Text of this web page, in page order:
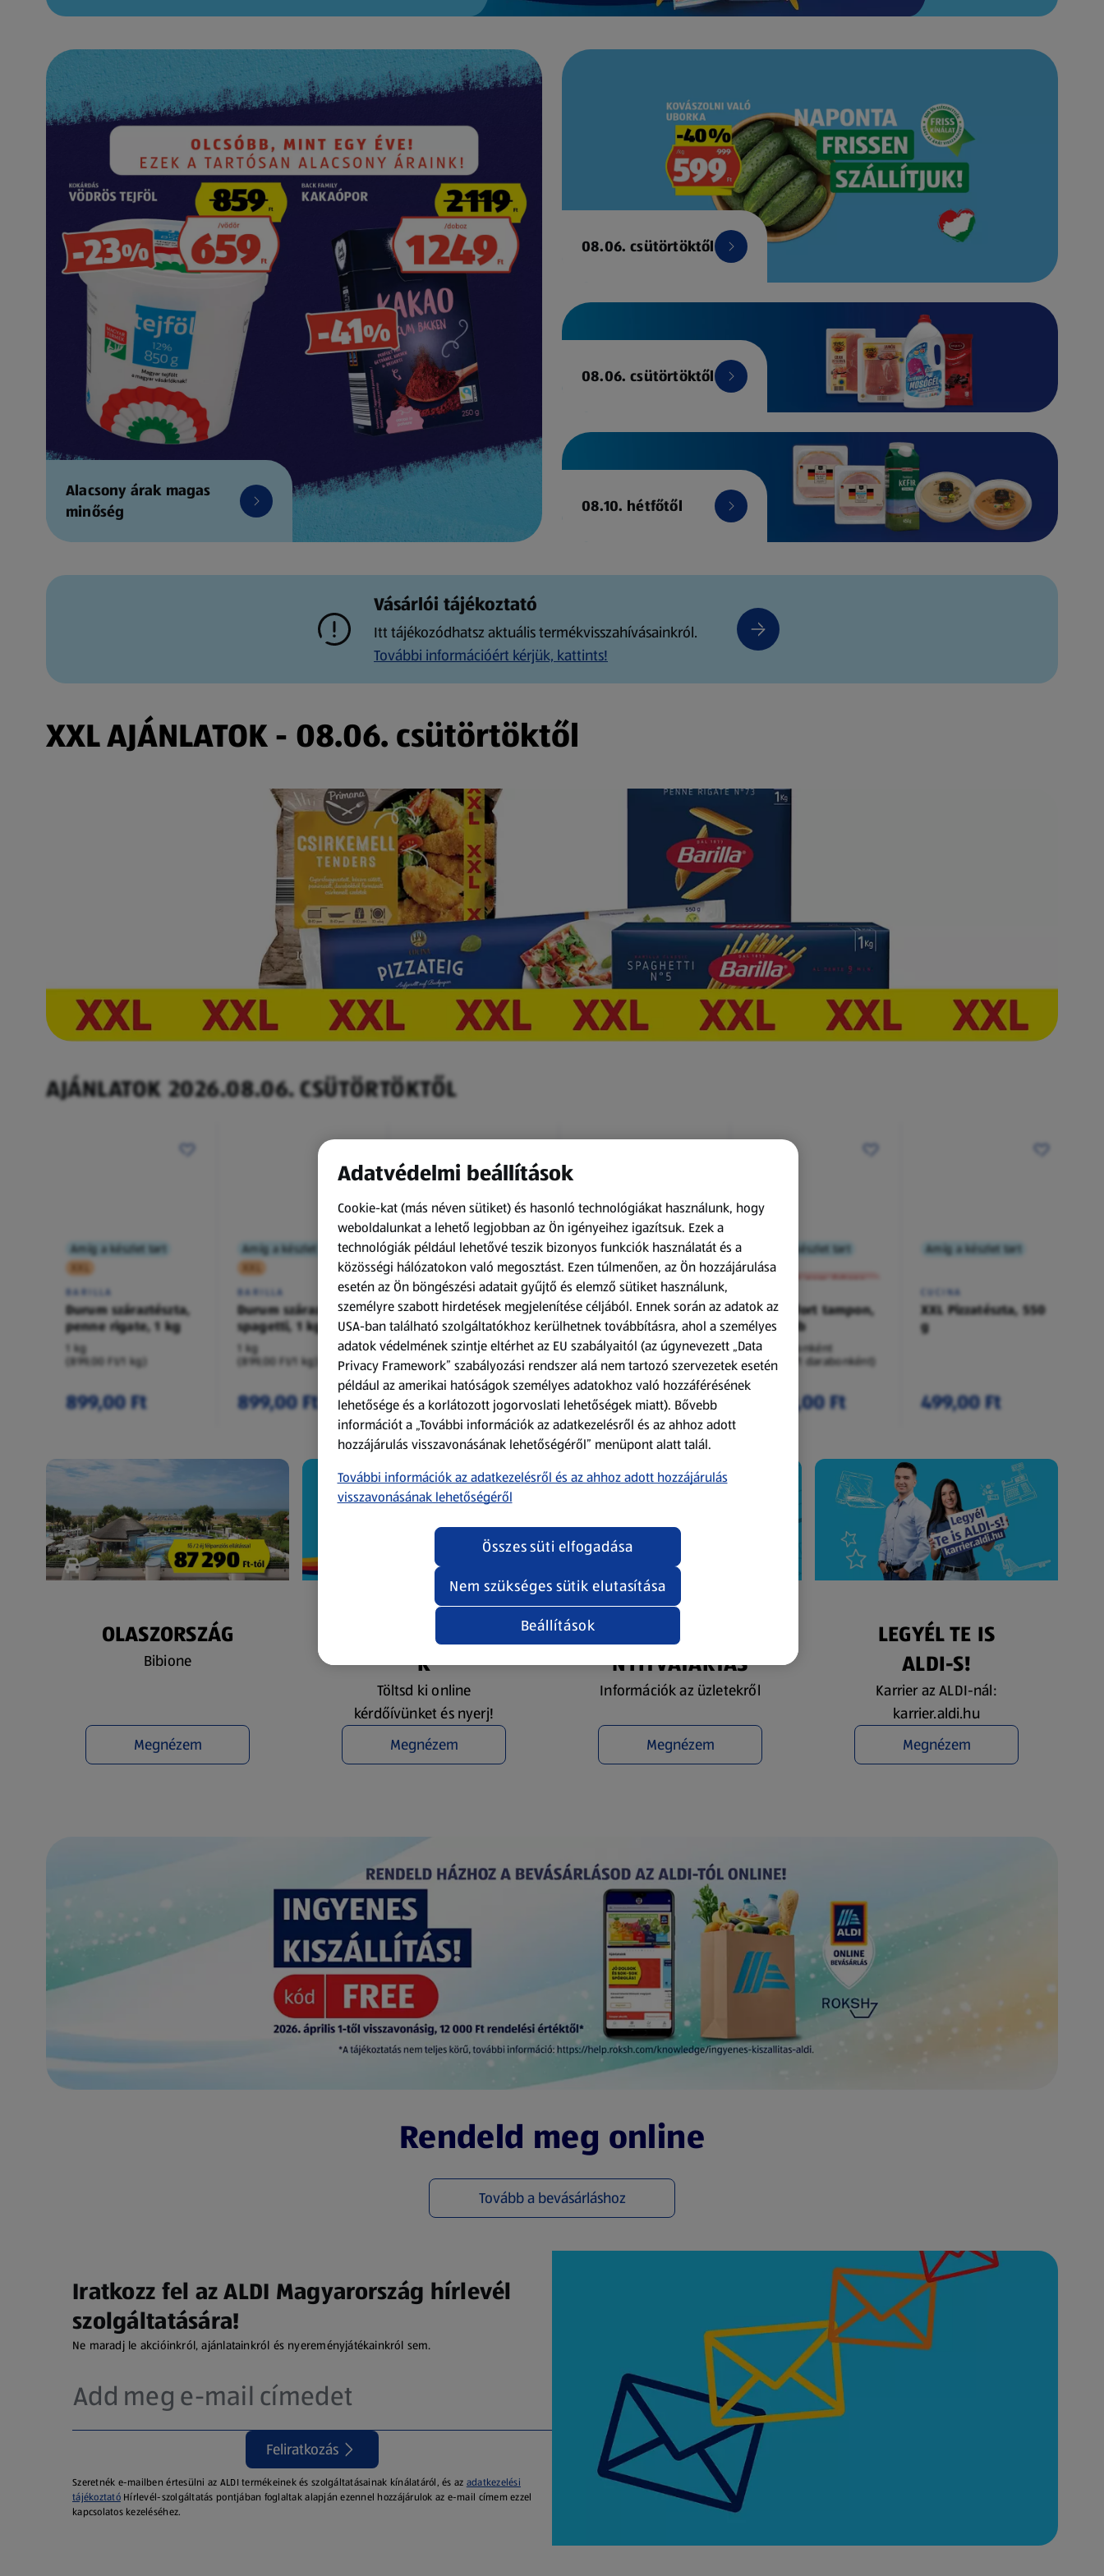
Alacsony árak magas
minőség
08.06. csütörtöktől
08.06. csütörtöktől
08.10. hétfőtől
Vásárlói tájékoztató
Itt tájékozódhatsz aktuális termékvisszahívásainkról.
További információért kérjük, kattints!
XXL AJÁNLATOK - 08.06. csütörtöktől
AJÁNLATOK 2026.08.06. CSÜTÖRTÖKTŐL
Amíg a készlet tart
XXL
BARILLA
Durum száraztészta,
penne rigate, 1 kg
1 kg
(899,00 Ft/1 kg)
899,00 Ft
Amíg a készlet tart
XXL
BARILLA
Durum száraztészta,
spagetti, 1 kg
1 kg
(899,00 Ft/1 kg)
899,00 Ft
Amíg a készlet tart
XXL
ACTIMEL
Actimel joghurtital, 8
palack
0,8 kg
(1 186,25 Ft/1 kg)
949,00 Ft
Amíg a készlet tart
XXL
O.B.
Procomfort tampon,
64 darab
64 darabonként
(59,36 Ft/1 darabonként)
3 799,00 Ft
Amíg a készlet tart
XXL
A termék nem érkezett meg!
Procomfort tampon,
54 darab
54 darabonként
(62,94 Ft/1 darabonként)
3 399,00 Ft
Amíg a készlet tart
CUCINA
XXL Pizzatészta, 550
g
499,00 Ft
OLASZORSZÁG
Bibione
Megnézem
NYEREMÉNYJÁTÉ
K
Töltsd ki online
kérdőívünket és nyerj!
Megnézem
ÜZLETKERESŐ ÉS
NYITVATARTÁS
Információk az üzletekről
Megnézem
LEGYÉL TE IS
ALDI-S!
Karrier az ALDI-nál:
karrier.aldi.hu
Megnézem
(új oldalon nyílik meg)
Rendeld meg online
Tovább a bevásárláshoz
(új oldalon nyílik meg)
Iratkozz fel az ALDI Magyarország hírlevél
szolgáltatására!
Ne maradj le akcióinkról, ajánlatainkról és nyereményjátékainkról sem.
Feliratkozás
Szeretnék e-mailben értesülni az ALDI termékeinek és szolgáltatásainak kínálatáról, és az adatkezelési
tájékoztatóHírlevél-szolgáltatás pontjában foglaltak alapján ezennel hozzájárulok az e-mail címem ezzel
kapcsolatos kezeléséhez.
Adatvédelmi beállítások
Cookie-kat (más néven sütiket) és hasonló technológiákat használunk, hogy
weboldalunkat a lehető legjobban az Ön igényeihez igazítsuk. Ezek a
technológiák például lehetővé teszik bizonyos funkciók használatát és a
közösségi hálózatokon való megosztást. Ezen túlmenően, az Ön hozzájárulása
esetén az Ön böngészési adatait gyűjtő és elemző sütiket használunk,
személyre szabott hirdetések megjelenítése céljából. Ennek során az adatok az
USA-ban található szolgáltatókhoz kerülhetnek továbbításra, ahol a személyes
adatok védelmének szintje eltérhet az EU szabályaitól (az úgynevezett „Data
Privacy Framework” szabályozási rendszer alá nem tartozó szervezetek esetén
például az amerikai hatóságok személyes adatokhoz való hozzáférésének
lehetősége és a korlátozott jogorvoslati lehetőségek miatt). Bővebb
információt a „További információk az adatkezelésről és az ahhoz adott
hozzájárulás visszavonásának lehetőségéről” menüpont alatt talál.
További információk az adatkezelésről és az ahhoz adott hozzájárulás
visszavonásának lehetőségéről
Beállítások
Nem szükséges sütik elutasítása
Összes süti elfogadása